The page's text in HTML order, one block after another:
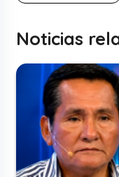
Noticias